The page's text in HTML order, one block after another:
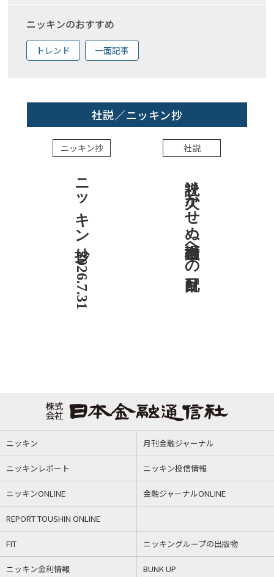
ニッキンのおすすめ
トレンド 一面記事
社説／ニッキン抄
ニッキン抄
ニッキン抄 2026.7.31
社説
社説 欠かせぬ金融市場への目配り
ニッキン 月刊金融ジャーナル
ニッキンレポート ニッキン投信情報
ニッキンONLINE 金融ジャーナルONLINE
REPORT TOUSHIN ONLINE
FIT ニッキングループの出版物
ニッキン金利情報 BUNK UP